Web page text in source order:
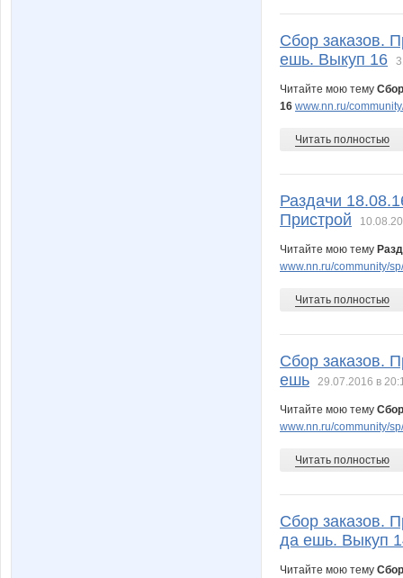
Сбор заказов.
ешь. Выкуп 16
Читайте мою тему
16 www.nn.ru/
Читать полностью
Раздачи
Пристрой
Читайте мою тему
www.nn.ru/community/
Читать полностью
Сбор заказов.
ешь
29.07.2016 в
Читайте мою тему
www.nn.ru/community/
Читать полностью
Сбор заказов.
да ешь. Выкуп
Читайте мою тему